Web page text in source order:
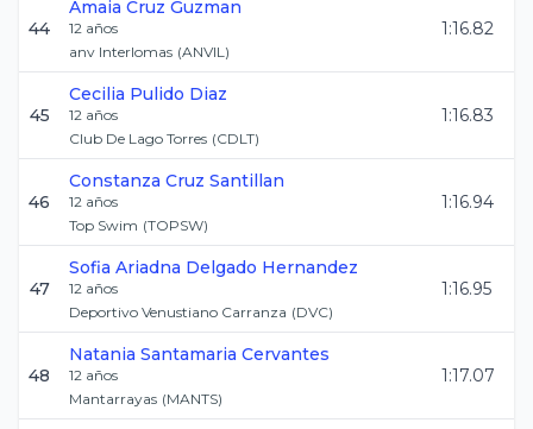
44
Amaia Cruz Guzman
12 años
anv Interlomas (ANVIL)
1:16.82
45
Cecilia Pulido Diaz
12 años
Club De Lago Torres (CDLT)
1:16.83
46
Constanza Cruz Santillan
12 años
Top Swim (TOPSW)
1:16.94
47
Sofia Ariadna Delgado Hernandez
12 años
Deportivo Venustiano Carranza (DVC)
1:16.95
48
Natania Santamaria Cervantes
12 años
Mantarrayas (MANTS)
1:17.07